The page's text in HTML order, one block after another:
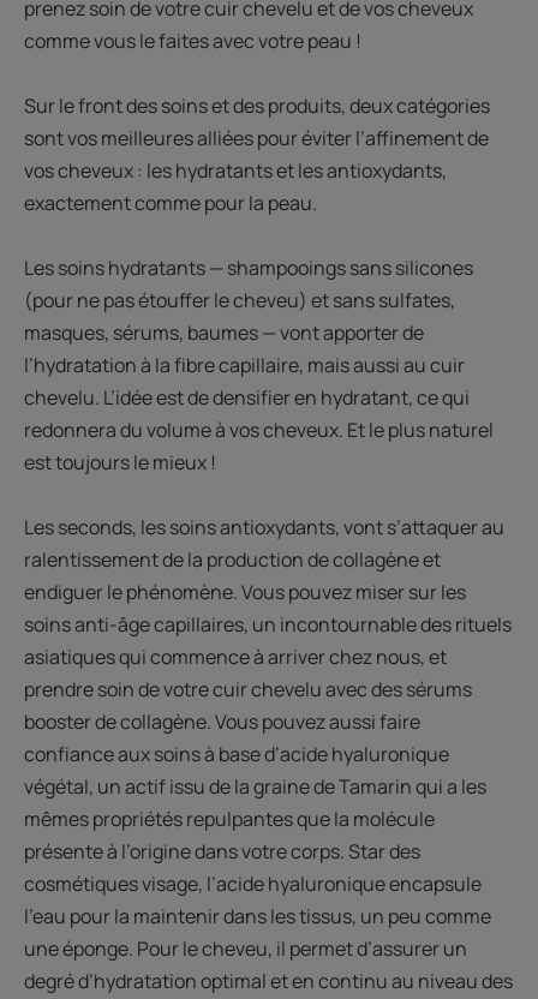
prenez soin de votre cuir chevelu et de vos cheveux
comme vous le faites avec votre peau !
Sur le front des soins et des produits, deux catégories
sont vos meilleures alliées pour éviter l’affinement de
vos cheveux : les hydratants et les antioxydants,
exactement comme pour la peau.
Les soins hydratants — shampooings sans silicones
(pour ne pas étouffer le cheveu) et sans sulfates,
masques, sérums, baumes — vont apporter de
l’hydratation à la fibre capillaire, mais aussi au cuir
chevelu. L’idée est de densifier en hydratant, ce qui
redonnera du volume à vos cheveux. Et le plus naturel
est toujours le mieux !
Les seconds, les soins antioxydants, vont s’attaquer au
ralentissement de la production de collagène et
endiguer le phénomène. Vous pouvez miser sur les
soins anti-âge capillaires, un incontournable des rituels
asiatiques qui commence à arriver chez nous, et
prendre soin de votre cuir chevelu avec des sérums
booster de collagène. Vous pouvez aussi faire
confiance aux soins à base d’acide hyaluronique
végétal, un actif issu de la graine de Tamarin qui a les
mêmes propriétés repulpantes que la molécule
présente à l’origine dans votre corps. Star des
cosmétiques visage, l’acide hyaluronique encapsule
l’eau pour la maintenir dans les tissus, un peu comme
une éponge. Pour le cheveu, il permet d’assurer un
degré d’hydratation optimal et en continu au niveau des